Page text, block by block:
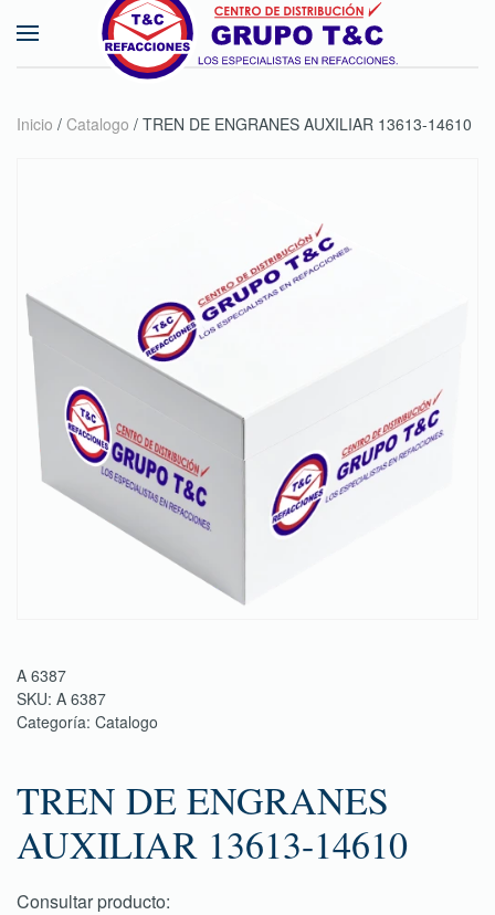
Skip to main content
Inicio / Catalogo / TREN DE ENGRANES AUXILIAR 13613-14610
A 6387
SKU: A 6387
Categoría: Catalogo
TREN DE ENGRANES
AUXILIAR 13613-14610
Consultar producto: